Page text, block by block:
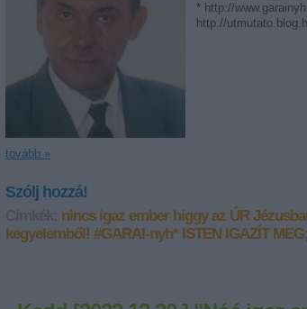
* http://
http://
tovább »
Szólj hozzá!
nincs igaz ember higgy az ÚR
kegyelemből! #GARAI-nyh* ISTEN IGAZÍT